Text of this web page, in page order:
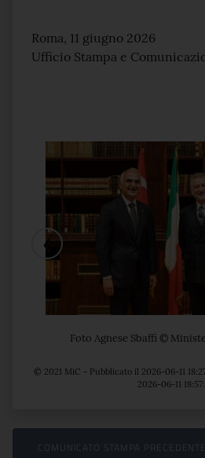
Roma, 11 giugno 2026
Ufficio Stampa e
❮
Foto Agnese Sbaffi ©
© 2021 MiC - Pubblicato il 2026-06-11
2026-06-11
Sfoglia comunicati
COMUNICATO STAMPA PRECEDENTE: